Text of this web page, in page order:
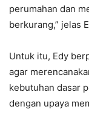
perumahan dan
berkurang,” jelas
Untuk itu, Edy
agar
kebutuhan dasar
dengan upaya